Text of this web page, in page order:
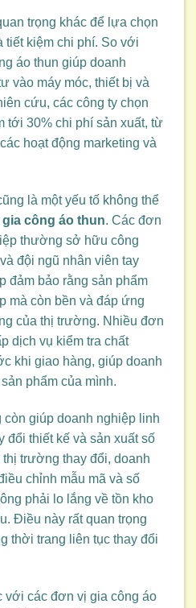
trọng khác để lựa chọn
tiết kiệm chi phí. So với
áo thun giúp doanh
vào máy móc, thiết bị và
cứu, các công ty chọn
tới 30% chi phí sản xuất, từ
hoạt động marketing và
là một yếu tố không thể
gia công áo thun. Các đơn
thường sở hữu công
đội ngũ nhân viên tay
đảm bảo rằng sản phẩm
mà còn bền và đáp ứng
của thị trường. Nhiều đơn
dịch vụ kiểm tra chất
khi giao hàng, giúp doanh
phẩm của mình.
giúp doanh nghiệp linh
đổi thiết kế và sản xuất số
trường thay đổi, doanh
chỉnh mẫu mã và số
phải lo lắng về tồn kho
Điều này rất quan trọng
thời trang liên tục thay đổi
với các đơn vị gia công áo